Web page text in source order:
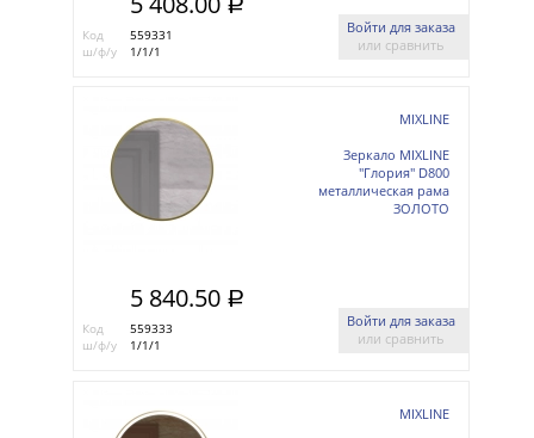
a
Код
559331
ш/ф/у
1/1/1
Войти для заказа
или сравнить
5 840.50 a
Код
559333
ш/ф/у
1/1/1
MIXLINE
Зеркало MIXLINE
"Глория" D800
металлическая рама
ЗОЛОТО
Войти для заказа
или сравнить
MIXLINE